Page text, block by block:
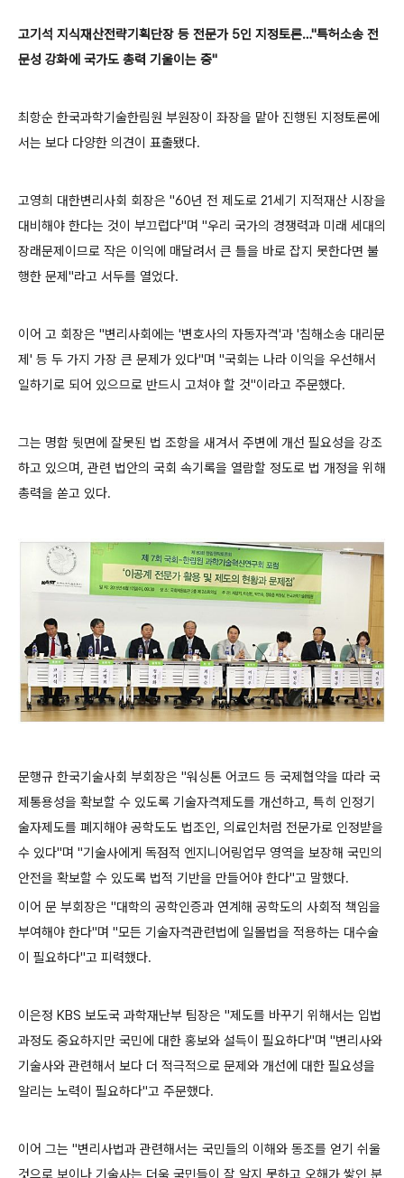
고기석 지식재산전략기획단장 등 전문가 5인 지정토론…"특허소송 전
문성 강화에 국가도 총력 기울이는 중"
최항순 한국과학기술한림원 부원장이 좌장을 맡아 진행된 지정토론에
서는 보다 다양한 의견이 표출됐다.
고영희 대한변리사회 회장은 "60년 전 제도로 21세기 지적재산 시장을
대비해야 한다는 것이 부끄럽다"며 "우리 국가의 경쟁력과 미래 세대의
장래문제이므로 작은 이익에 매달려서 큰 틀을 바로 잡지 못한다면 불
행한 문제"라고 서두를 열었다.
이어 고 회장은 "변리사회에는 '변호사의 자동자격'과 '침해소송 대리문
제' 등 두 가지 가장 큰 문제가 있다"며 "국회는 나라 이익을 우선해서
일하기로 되어 있으므로 반드시 고쳐야 할 것"이라고 주문했다.
그는 명함 뒷면에 잘못된 법 조항을 새겨서 주변에 개선 필요성을 강조
하고 있으며, 관련 법안의 국회 속기록을 열람할 정도로 법 개정을 위해
총력을 쏟고 있다.
문행규 한국기술사회 부회장은 "워싱톤 어코드 등 국제협약을 따라 국
제통용성을 확보할 수 있도록 기술자격제도를 개선하고, 특히 인정기
술자제도를 폐지해야 공학도도 법조인, 의료인처럼 전문가로 인정받을
수 있다"며 "기술사에게 독점적 엔지니어링업무 영역을 보장해 국민의
안전을 확보할 수 있도록 법적 기반을 만들어야 한다"고 말했다.
이어 문 부회장은 "대학의 공학인증과 연계해 공학도의 사회적 책임을
부여해야 한다"며 "모든 기술자격관련법에 일몰법을 적용하는 대수술
이 필요하다"고 피력했다.
이은정 KBS 보도국 과학재난부 팀장은 "제도를 바꾸기 위해서는 입법
과정도 중요하지만 국민에 대한 홍보와 설득이 필요하다"며 "변리사와
기술사와 관련해서 보다 더 적극적으로 문제와 개선에 대한 필요성을
알리는 노력이 필요하다"고 주문했다.
이어 그는 "변리사법과 관련해서는 국민들의 이해와 동조를 얻기 쉬울
것으로 보이나 기술사는 더욱 국민들이 잘 알지 못하고 오해가 쌓인 분